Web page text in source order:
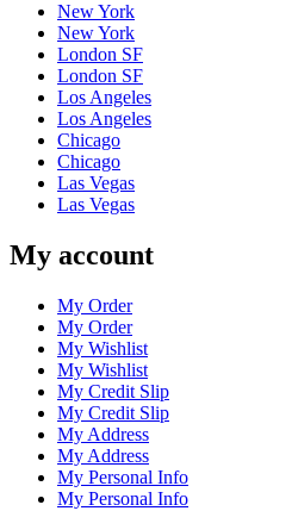
New York
New York
London SF
London SF
Los Angeles
Los Angeles
Chicago
Chicago
Las Vegas
Las Vegas
My account
My Order
My Order
My Wishlist
My Wishlist
My Credit Slip
My Credit Slip
My Address
My Address
My Personal Info
My Personal Info